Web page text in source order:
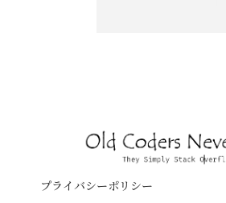
プライバシーポリシー